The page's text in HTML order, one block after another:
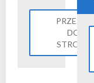
PRZEJDŹ
DO
STRONY